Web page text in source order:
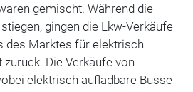
gemischt. Während die
gingen die Lkw-Verkäufe
des Marktes für elektrisch
Die Verkäufe von
elektrisch aufladbare Busse